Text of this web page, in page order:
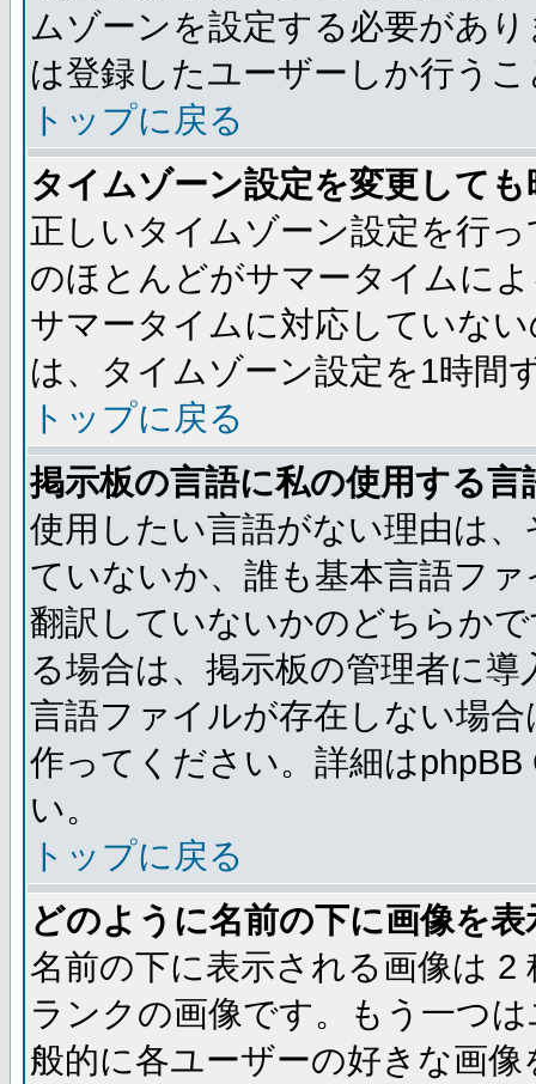
ムゾーンを設定する必要があ
は登録したユーザーしか行う
トップに戻る
タイムゾーン設定を変更して
正しいタイムゾーン設定を行
のほとんどがサマータイムに
サマータイムに対応していな
は、タイムゾーン設定を1時間
トップに戻る
掲示板の言語に私の使用する
使用したい言語がない理由は
ていないか、誰も基本言語フ
翻訳していないかのどちらか
る場合は、掲示板の管理者に
言語ファイルが存在しない場
作ってください。詳細は
い。
トップに戻る
どのように名前の下に画像を
名前の下に表示される画像は
ランクの画像です。もう一つ
般的に各ユーザーの好きな画